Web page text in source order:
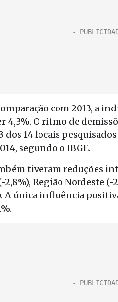
com 2013, a
4,3%. O ritmo de
dos 14 locais
segundo o IBGE.
tiveram reduções
Região Nordeste (-
A única influência